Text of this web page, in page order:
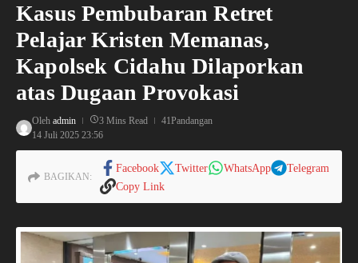
Kasus Pembubaran Retret
Pelajar Kristen Memanas,
Kapolsek Cidahu Dilaporkan
atas Dugaan Provokasi
Oleh admin 3 Mins Read
41Pandangan
14 Juli 2025 23:56
BAGIKAN:
Facebook Twitter WhatsApp
Telegram
Copy Link